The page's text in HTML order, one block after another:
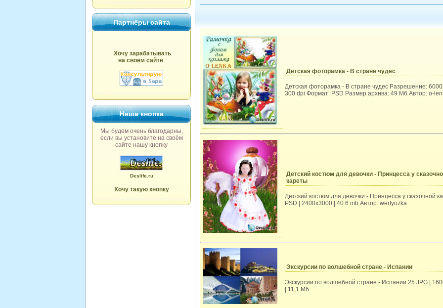
Партнёры сайта
Хочу зарабатывать
на своём сайте
Наша кнопка
Мы будем очень благодарны,
если вы установите на своём
сайте нашу кнопку
Deslife.ru
Хочу такую кнопку
Детская фоторамка - В стране чудес
Детская фоторамка - В стране чудес Разрешение:
300 dpi Формат: PSD Размер архива: 49 Мб Автор: o-
Детский костюм для девочки - Принцесса у
кареты
Детский костюм для девочки - Принцесса у сказочной
PSD | 2400x3000 | 40.6 mb Автор: wertyozka
Экскурсии по волшебной стране - Испании
Экскурсии по волшебной стране - Испании 25 JPG |
| 11,1 Мб